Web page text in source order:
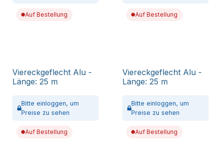
Auf Bestellung Auf Bestellung
Viereckgeflecht Alu -
Länge: 25 m
Bitte einloggen, um
Preise zu sehen
Auf Bestellung
Viereckgeflecht Alu -
Länge: 25 m
Bitte einloggen, um
Preise zu sehen
Auf Bestellung